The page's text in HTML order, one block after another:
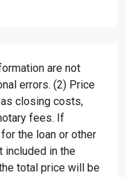
are not
errors. (2) Price
closing costs,
fees. If
the loan or other
included in the
total price will be